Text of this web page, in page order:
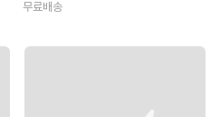
무료배송